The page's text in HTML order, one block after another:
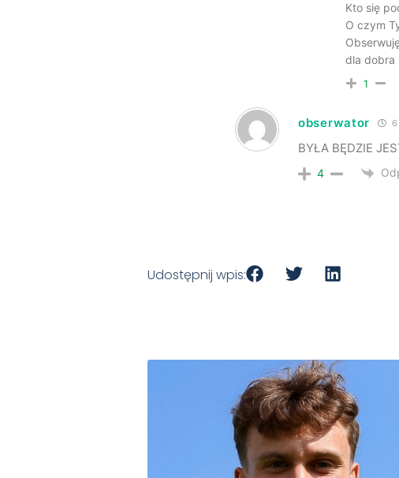
Kto się
O czym
dla dobra
1
obserwator 6
BYŁA BĘDZIE
4
Udostępnij wpis: